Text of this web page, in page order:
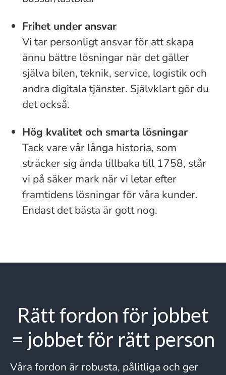
Frihet under ansvar
Vi tar personligt ansvar för att skapa
ännu bättre lösningar när det gäller
själva bilen, teknik, service, logistik och
andra digitala tjänster. Självklart gör du
det också.
Hög kvalitet och smarta lösningar
Tack vare vår långa historia, som
sträcker sig ända tillbaka till 1758, står
vi på säker mark när vi letar efter
framtidens lösningar för våra kunder.
Endast det bästa är gott nog.
Rätt fordon för jobbet
= jobbet för rätt person
Våra fordon är robusta, pålitliga och ger